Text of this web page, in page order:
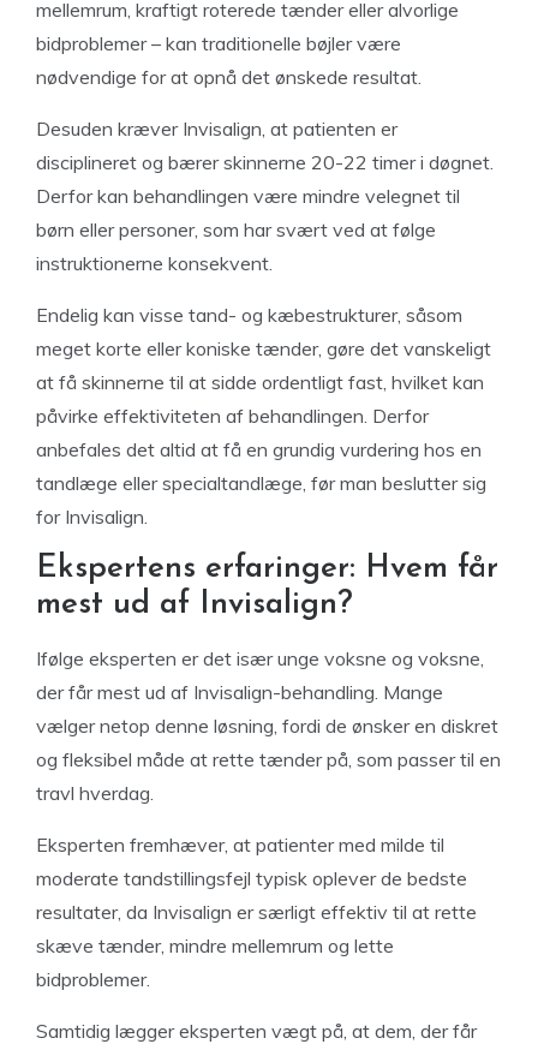
mellemrum, kraftigt roterede tænder eller alvorlige
bidproblemer – kan traditionelle bøjler være
nødvendige for at opnå det ønskede resultat.
Desuden kræver Invisalign, at patienten er
disciplineret og bærer skinnerne 20-22 timer i døgnet.
Derfor kan behandlingen være mindre velegnet til
børn eller personer, som har svært ved at følge
instruktionerne konsekvent.
Endelig kan visse tand- og kæbestrukturer, såsom
meget korte eller koniske tænder, gøre det vanskeligt
at få skinnerne til at sidde ordentligt fast, hvilket kan
påvirke effektiviteten af behandlingen. Derfor
anbefales det altid at få en grundig vurdering hos en
tandlæge eller specialtandlæge, før man beslutter sig
for Invisalign.
Ekspertens erfaringer: Hvem får
mest ud af Invisalign?
Ifølge eksperten er det især unge voksne og voksne,
der får mest ud af Invisalign-behandling. Mange
vælger netop denne løsning, fordi de ønsker en diskret
og fleksibel måde at rette tænder på, som passer til en
travl hverdag.
Eksperten fremhæver, at patienter med milde til
moderate tandstillingsfejl typisk oplever de bedste
resultater, da Invisalign er særligt effektiv til at rette
skæve tænder, mindre mellemrum og lette
bidproblemer.
Samtidig lægger eksperten vægt på, at dem, der får